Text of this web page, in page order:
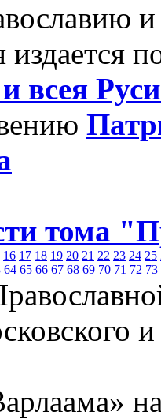
всея
тома
16 17 18 19 20 21 22 23 24 25
64 65 66 67 68 69 70 71 72 73